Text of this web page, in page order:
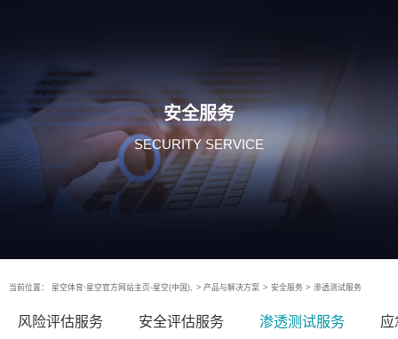
安全服务
SECURITY SERVICE
当前位置： 星空体育·星空官方网站主页-星空(中国), > 产品与解决方案 > 安全服务 > 渗透测试服务
风险评估服务 安全评估服务 渗透测试服务 应